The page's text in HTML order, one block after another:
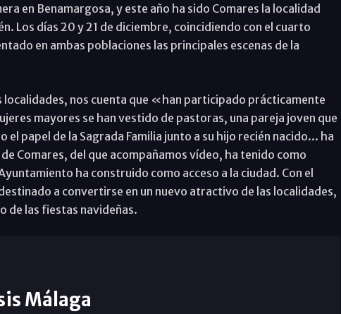
en Benamargosa, y este año ha sido Comares la localidad
Los días 20 y 21 de diciembre, coincidiendo con el cuarto
en ambas poblaciones las principales escenas de la
localidades, nos cuenta que «han participado prácticamente
mayores se han vestido de pastoras, una pareja joven que
papel de la Sagrada Familia junto a su hijo recién nacido... ha
Comares, del que acompañamos vídeo, ha tenido como
ha construido como acceso a la ciudad. Con el
a convertirse en un nuevo atractivo de las localidades,
de las fiestas navideñas.
Málaga